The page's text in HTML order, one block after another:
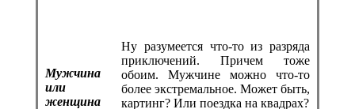
Мужчина
или
женщина
Ну разумеется что-то из разряда
приключений. Причем тоже
обоим. Мужчине можно что-то
более экстремальное. Может быть,
картинг? Или поездка на квадрах?